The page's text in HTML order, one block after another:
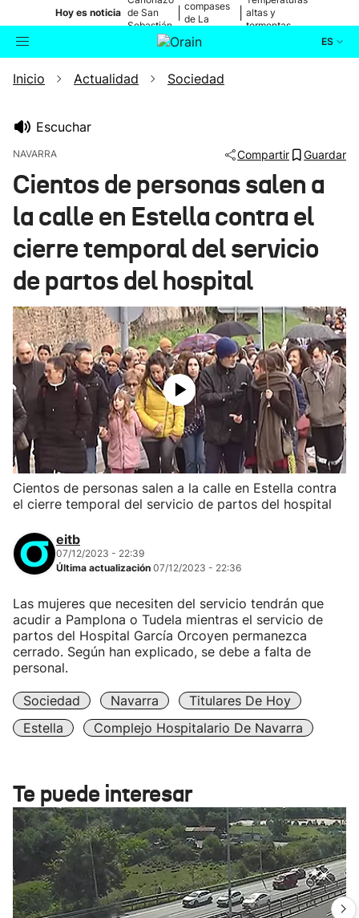
Hoy es noticia de San
Sebastián
compases
de La
altas y
tormentas
ES
Buscador Actualidad
Ikusmiran
Eguraldia
Inicio Actualidad Sociedad
Escuchar
NAVARRA Compartir Guardar
Cientos de personas salen a
la calle en Estella contra el
cierre temporal del servicio
de partos del hospital
Cientos de personas salen a la calle en Estella contra
el cierre temporal del servicio de partos del hospital
eitb
07/12/2023 - 22:39
Última actualización 07/12/2023 - 22:36
Las mujeres que necesiten del servicio tendrán que
acudir a Pamplona o Tudela mientras el servicio de
partos del Hospital García Orcoyen permanezca
cerrado. Según han explicado, se debe a falta de
personal.
Sociedad Navarra
Titulares De Hoy
Estella
Complejo Hospitalario De Navarra
Te puede interesar